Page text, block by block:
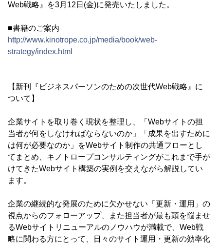
Web戦略』を3月12日(金)に発売いたしました。
■書籍のご案内
http://www.kinotrope.co.jp/media/book/web-
strategy/index.html
【新刊『ビジネスパーソンのための次世代Web戦略』に
ついて】
企業サイトを取り巻く現状を整理し、「Webサイトの担
当者が何をしなければならないのか」「成果を出すために
は何が必要なのか」をWebサイト制作の共通フローとし
てまとめ、キノトロープコンサルティングがこれまで手が
けてきたWebサイト構築の実例を交えながら解説してい
ます。
企業の継続的な発展のために欠かせない「更新・運用」の
視点からのフォローアップ、また担当者が最も頭を悩ませ
るWebサイトリニューアルのノウハウが満載で、Web戦
略に関わる方にとって、日々のサイト運用・更新の効率化